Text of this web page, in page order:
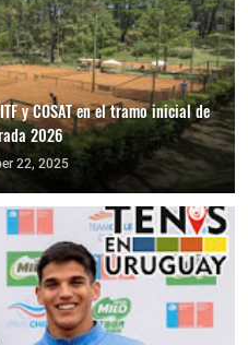
y COSAT en el tramo inicial de
2026
22, 2025